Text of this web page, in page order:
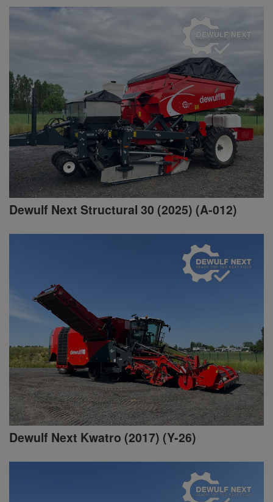
Dewulf Next Structural 30 (2025) (A-012)
Dewulf Next Kwatro (2017) (Y-26)